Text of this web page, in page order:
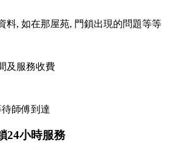
料, 如在那屋苑, 門鎖出現的問題等等
及服務收費
師傅到達
24小時服務